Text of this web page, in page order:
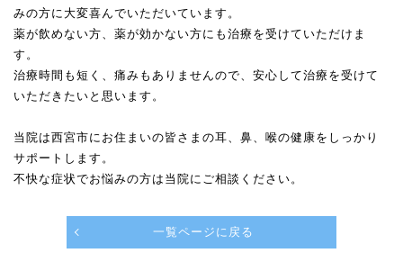
みの方に大変喜んでいただいています。
薬が飲めない方、薬が効かない方にも治療を受けていただけま
す。
治療時間も短く、痛みもありませんので、安心して治療を受けて
いただきたいと思います。
当院は西宮市にお住まいの皆さまの耳、鼻、喉の健康をしっかり
サポートします。
不快な症状でお悩みの方は当院にご相談ください。
一覧ページに戻る